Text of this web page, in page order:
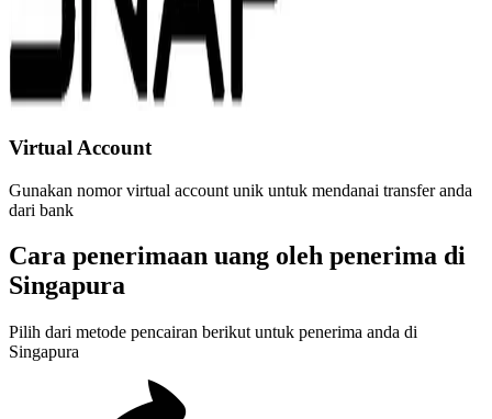
Virtual Account
Gunakan nomor virtual account unik untuk mendanai transfer anda
dari bank
Cara penerimaan uang oleh penerima di
Singapura
Pilih dari metode pencairan berikut untuk penerima anda di
Singapura